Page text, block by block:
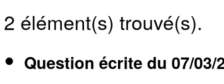
2 élément(s) trouvé(s).
Question écrite du 07/03/